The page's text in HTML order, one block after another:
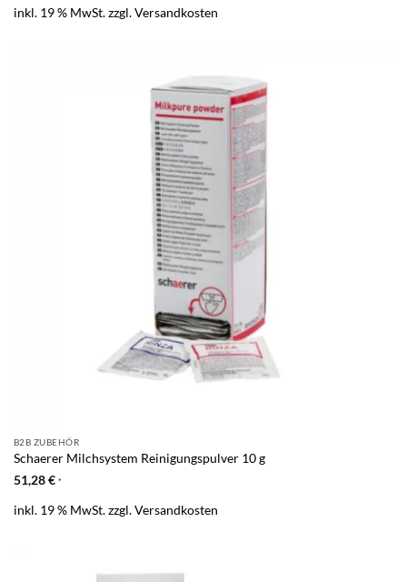
inkl. 19 % MwSt.zzgl.Versandkosten
B2B ZUBEHÖR
Schaerer Milchsystem Reinigungspulver 10 g
51,28€ *
inkl. 19 % MwSt.zzgl.Versandkosten